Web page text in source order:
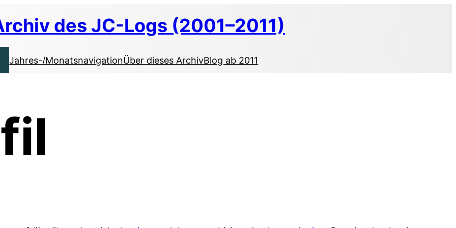
des JC-Logs (2001–2011)
Jahres-/MonatsnavigationÜber dieses ArchivBlog ab 2011